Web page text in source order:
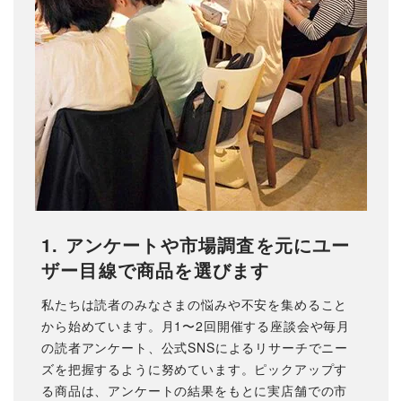
1. アンケートや市場調査を元にユー
ザー目線で商品を選びます
私たちは読者のみなさまの悩みや不安を集めること
から始めています。月1〜2回開催する座談会や毎月
の読者アンケート、公式SNSによるリサーチでニー
ズを把握するように努めています。ピックアップす
る商品は、アンケートの結果をもとに実店舗での市